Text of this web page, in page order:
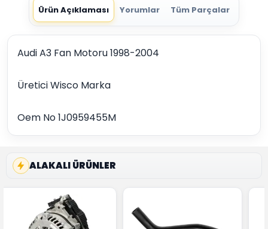
Ürün Açıklaması Yorumlar Tüm Parçalar
Audi A3 Fan Motoru 1998-2004
Üretici Wisco Marka
Oem No 1J0959455M
ALAKALI ÜRÜNLER